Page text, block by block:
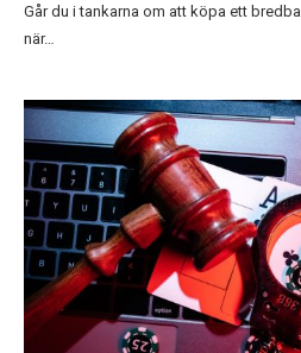
Går du i tankarna om att köpa ett
när…